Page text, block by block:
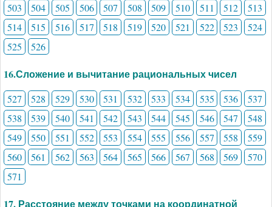
503
504 505 506 507 508 509 510 511 512
513
514
515 516 517 518 519 520 521 522 523
524
525
526
16.Сложение и вычитание рациональных чисел
527 528 529 530 531 532 533 534 535 536
537
538
539 540 541 542 543 544 545 546 547
548
549
550 551 552 553 554 555 556 557 558
559
560
561 562 563 564 565 566 567 568 569
570
571
17. Расстояние между точками на координатной